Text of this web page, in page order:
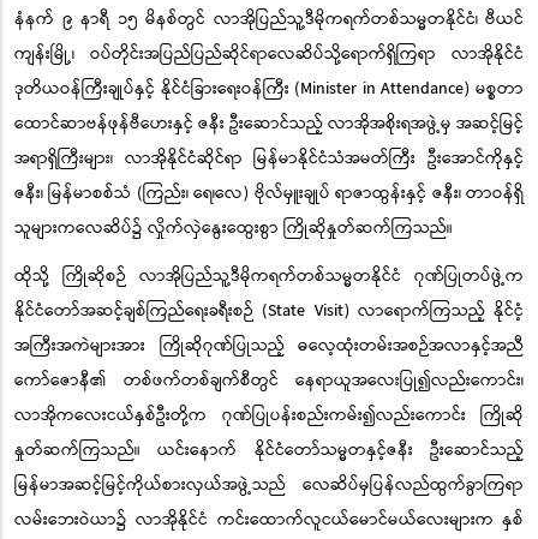
နံနက် ၉ နာရီ ၁၅ မိနစ်တွင် လာအိုပြည်သူ့ဒီမိုကရက်တစ်သမ္မတနိုင်ငံ၊ ဗီယင်
ကျန်းမြို့၊ ဝပ်တိုင်းအပြည်ပြည်ဆိုင်ရာလေဆိပ်သို့ရောက်ရှိကြရာ လာအိုနိုင်ငံ
ဒုတိယဝန်ကြီးချုပ်နှင့် နိုင်ငံခြားရေးဝန်ကြီး (Minister in Attendance) မစ္စတာ
ထောင်ဆာဗန်ဖုန်ဗီဟေးနှင့် ဇနီး ဦးဆောင်သည့် လာအိုအစိုးရအဖွဲ့မှ အဆင့်မြင့်
အရာရှိကြီးများ၊ လာအိုနိုင်ငံဆိုင်ရာ မြန်မာနိုင်ငံသံအမတ်ကြီး ဦးအောင်ကိုနှင့်
ဇနီး၊ မြန်မာစစ်သံ (ကြည်း၊ ရေ၊လေ) ဗိုလ်မှူးချုပ် ရာဇာထွန်းနှင့် ဇနီး၊ တာဝန်ရှိ
သူများကလေဆိပ်၌ လှိုက်လှဲနွေးထွေးစွာ ကြိုဆိုနှုတ်ဆက်ကြသည်။
ထိုသို့ ကြိုဆိုစဉ် လာအိုပြည်သူ့ဒီမိုကရက်တစ်သမ္မတနိုင်ငံ ဂုဏ်ပြုတပ်ဖွဲ့က
နိုင်ငံတော်အဆင့်ချစ်ကြည်ရေးခရီးစဉ် (State Visit) လာရောက်ကြသည့် နိုင်ငံ့
အကြီးအကဲများအား ကြိုဆိုဂုဏ်ပြုသည့် ဓလေ့ထုံးတမ်းအစဉ်အလာနှင့်အညီ
ကော်ဇောနီ၏ တစ်ဖက်တစ်ချက်စီတွင် နေရာယူအလေးပြု၍လည်းကောင်း၊
လာအိုကလေးငယ်နှစ်ဦးတို့က ဂုဏ်ပြုပန်းစည်းကမ်း၍လည်းကောင်း ကြိုဆို
နှုတ်ဆက်ကြသည်။ ယင်းနောက် နိုင်ငံတော်သမ္မတနှင့်ဇနီး ဦးဆောင်သည့်
မြန်မာအဆင့်မြင့်ကိုယ်စားလှယ်အဖွဲ့သည် လေဆိပ်မှပြန်လည်ထွက်ခွာကြရာ
လမ်းဘေးဝဲယာ၌ လာအိုနိုင်ငံ ကင်းထောက်လူငယ်မောင်မယ်လေးများက နှစ်